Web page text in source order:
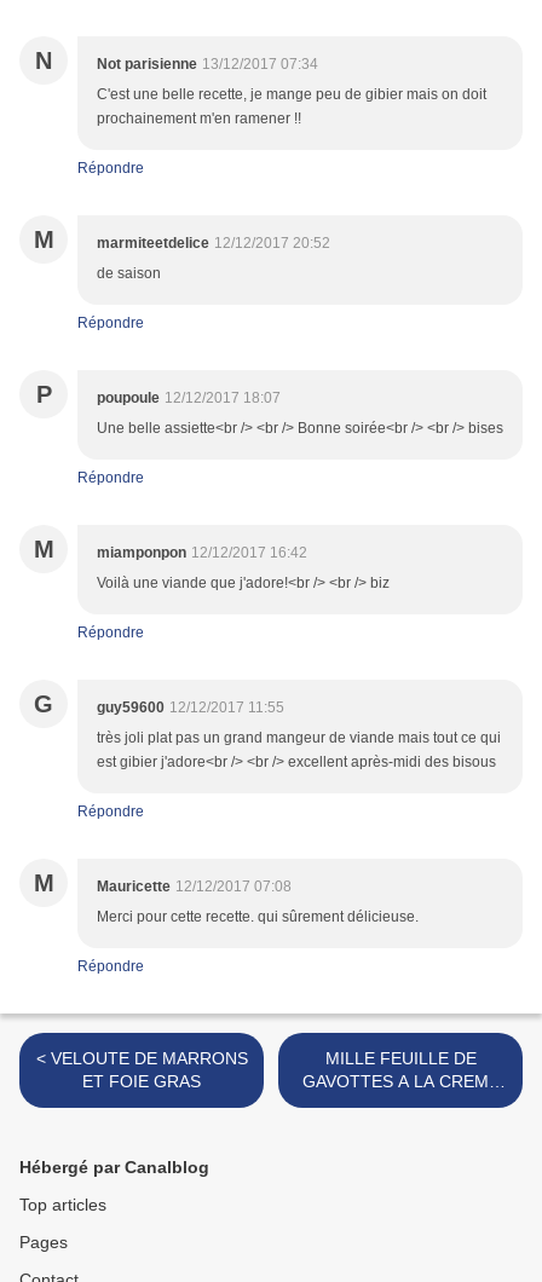
N Not parisienne 13/12/2017 07:34
C'est une belle recette, je mange peu de gibier mais on doit
prochainement m'en ramener !!
Répondre
M marmiteetdelice 12/12/2017 20:52
de saison
Répondre
P poupoule 12/12/2017 18:07
Une belle assiette<br /> <br /> Bonne soirée<br /> <br /> bises
Répondre
M miamponpon 12/12/2017 16:42
Voilà une viande que j'adore!<br /> <br /> biz
Répondre
G guy59600 12/12/2017 11:55
très joli plat pas un grand mangeur de viande mais tout ce qui
est gibier j'adore<br /> <br /> excellent après-midi des bisous
Répondre
M Mauricette 12/12/2017 07:08
Merci pour cette recette. qui sûrement délicieuse.
Répondre
< VELOUTE DE MARRONS
ET FOIE GRAS
MILLE FEUILLE DE
GAVOTTES A LA CREME
DE MARRONS >
Hébergé par Canalblog
Top articles
Pages